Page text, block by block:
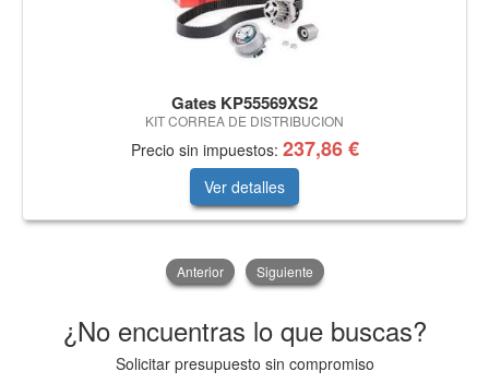
Gates KP55569XS2
KIT CORREA DE DISTRIBUCION
Precio sin impuestos: 237,86 €
Ver detalles
Anterior Siguiente
¿No encuentras lo que buscas?
Solicitar presupuesto sin compromiso